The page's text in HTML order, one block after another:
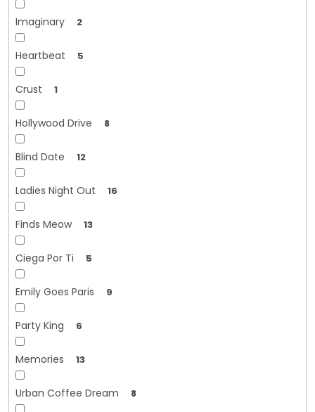
Imaginary 2
Heartbeat 5
Crust 1
Hollywood Drive 8
Blind Date 12
Ladies Night Out 16
Finds Meow 13
Ciega Por Ti 5
Emily Goes Paris 9
Party King 6
Memories 13
Urban Coffee Dream 8